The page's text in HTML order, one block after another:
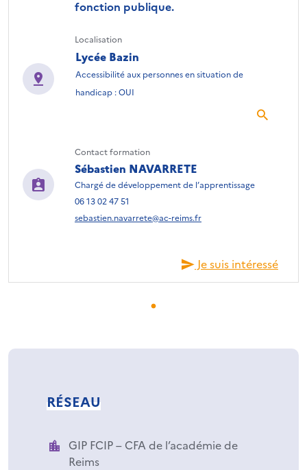
fonction publique.
Localisation
Lycée Bazin
Accessibilité aux personnes en situation de
handicap : OUI
Contact formation
Sébastien NAVARRETE
Chargé de développement de l’apprentissage
06 13 02 47 51
sebastien.navarrete@ac-reims.fr
Je suis intéressé
RÉSEAU
GIP FCIP – CFA de l’académie de
Reims